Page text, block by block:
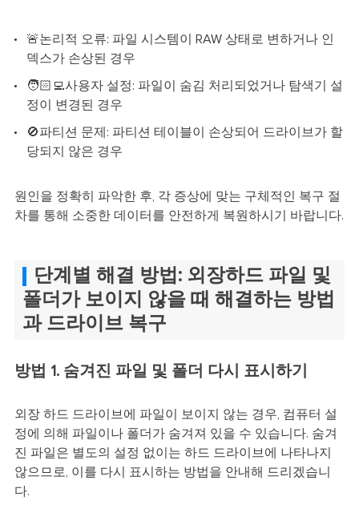
🚨논리적 오류: 파일 시스템이 RAW 상태로 변하거나 인
덱스가 손상된 경우
🧑🏻‍💻사용자 설정: 파일이 숨김 처리되었거나 탐색기 설
정이 변경된 경우
🚫파티션 문제: 파티션 테이블이 손상되어 드라이브가 할
당되지 않은 경우
원인을 정확히 파악한 후, 각 증상에 맞는 구체적인 복구 절
차를 통해 소중한 데이터를 안전하게 복원하시기 바랍니다.
단계별 해결 방법: 외장하드 파일 및
폴더가 보이지 않을 때 해결하는 방법
과 드라이브 복구
방법 1. 숨겨진 파일 및 폴더 다시 표시하기
외장 하드 드라이브에 파일이 보이지 않는 경우, 컴퓨터 설
정에 의해 파일이나 폴더가 숨겨져 있을 수 있습니다. 숨겨
진 파일은 별도의 설정 없이는 하드 드라이브에 나타나지
않으므로, 이를 다시 표시하는 방법을 안내해 드리겠습니
다.